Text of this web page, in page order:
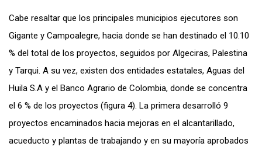
Cabe resaltar que los principales municipios ejecutores son
Gigante y Campoalegre, hacia donde se han destinado el 10.10
% del total de los proyectos, seguidos por Algeciras, Palestina
y Tarqui. A su vez, existen dos entidades estatales, Aguas del
Huila S.A y el Banco Agrario de Colombia, donde se concentra
el 6 % de los proyectos (figura 4). La primera desarrolló 9
proyectos encaminados hacia mejoras en el alcantarillado,
acueducto y plantas de trabajando y en su mayoría aprobados